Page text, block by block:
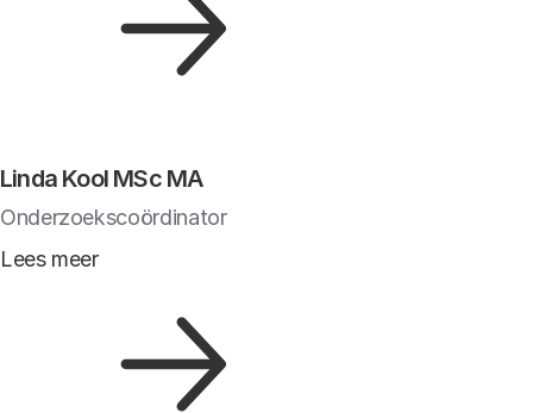
Linda Kool MSc MA
Onderzoekscoördinator
Lees meer